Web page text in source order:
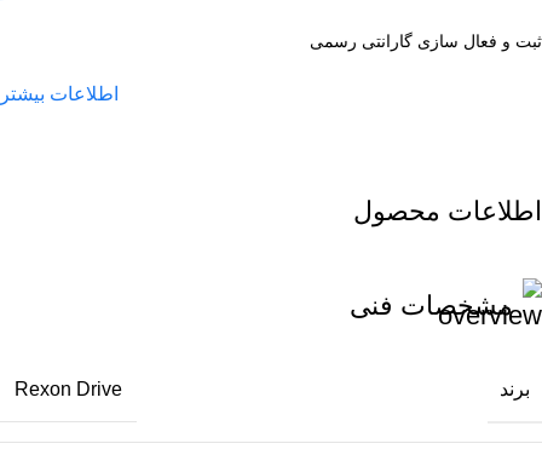
ثبت و فعال سازی گارانتی رسمی
اطلاعات بیشتر
اطلاعات محصول
مشخصات فنی
برند Rexon Drive